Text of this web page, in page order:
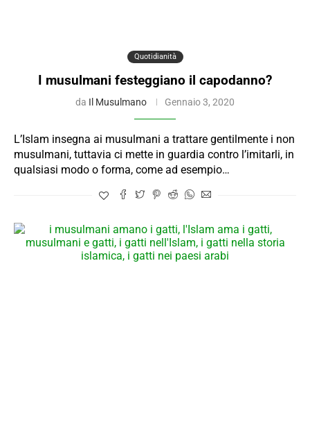
Quotidianità
I musulmani festeggiano il capodanno?
da Il Musulmano Gennaio 3, 2020
L’Islam insegna ai musulmani a trattare gentilmente i non
musulmani, tuttavia ci mette in guardia contro l’imitarli, in
qualsiasi modo o forma, come ad esempio…